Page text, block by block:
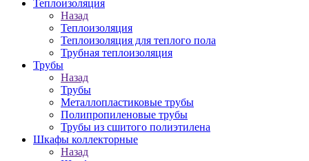
Теплоизоляция
Назад
Теплоизоляция
Теплоизоляция для теплого пола
Трубная теплоизоляция
Трубы
Назад
Трубы
Металлопластиковые трубы
Полипропиленовые трубы
Трубы из сшитого полиэтилена
Шкафы коллекторные
Назад